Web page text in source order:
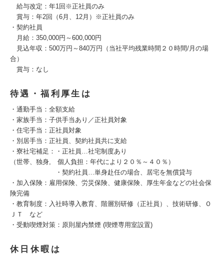
給与改定：年1回※正社員のみ
賞与：年2回（6月、12月）※正社員のみ
・契約社員
月給：350,000円～600,000円
見込年収：500万円～840万円（当社平均残業時間２０時間/月の場
合）
賞与：なし
待遇・福利厚生は
・通勤手当：全額支給
・家族手当：子供手当あり／正社員対象
・住宅手当：正社員対象
・別居手当：正社員、契約社員共に支給
・寮社宅補足：・正社員…社宅制度あり
（世帯、独身, 個人負担：年代により２０％～４０％）
・契約社員…単身赴任の場合、居宅を無償貸与
・加入保険：雇用保険、労災保険、健康保険、厚生年金などの社会保
険完備
・教育制度：入社時導入教育、階層別研修（正社員）、技術研修、Ｏ
ＪＴ など
・受動喫煙対策：原則屋内禁煙 (喫煙専用室設置)
休日休暇は